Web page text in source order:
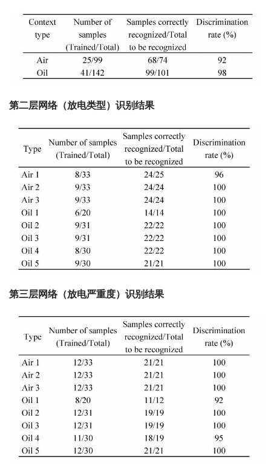
第二层网络（放电类型）识别结果
第三层网络（放电严重度）识别结果